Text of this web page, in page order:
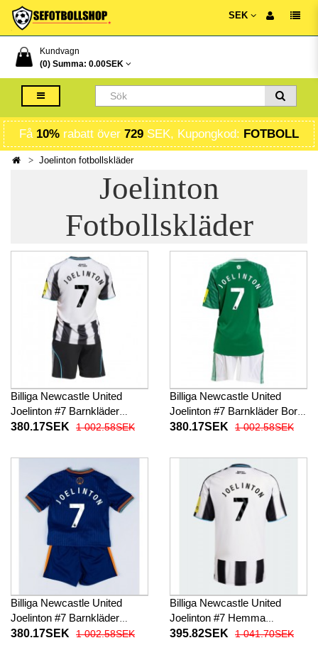
SEK
Kundvagn
(0) Summa: 0.00SEK
Få 10% rabatt över 729 SEK, Kupongkod: FOTBOLL
Joelinton fotbollskläder
Joelinton
Fotbollskläder
Billiga Newcastle United
Joelinton #7 Barnkläder
Hemma fotbollskläder till
Korta byxor)
380.17SEK 1 002.58SEK
Billiga Newcastle United
Joelinton #7 Barnkläder Borta
fotbollskläder till baby 2025-
380.17SEK 1 002.58SEK
Billiga Newcastle United
Joelinton #7 Barnkläder
Tredje fotbollskläder till baby
380.17SEK 1 002.58SEK
Billiga Newcastle United
Joelinton #7 Hemma
fotbollskläder 2025-26
395.82SEK 1 041.70SEK